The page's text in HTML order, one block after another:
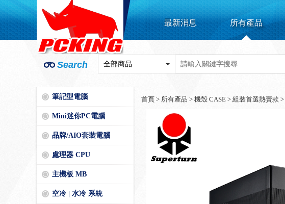
最新消息 所有產品
Search
筆記型電腦
Mini迷你PC電腦
品牌/AIO套裝電腦
處理器 CPU
主機板 MB
空冷 | 水冷 系統
首頁 > 所有產品 > 機殼 CASE > 組裝首選熱賣款 >